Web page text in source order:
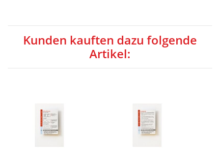
Kunden kauften dazu folgende
Artikel: